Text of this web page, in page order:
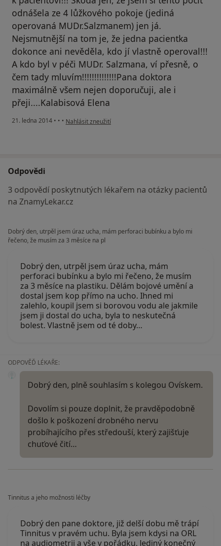
odnášela ze 4 lůžkového pokoje (jediná
operovaná MUDr.Salzmanem) jen já.
Nejsmutnější na tom je, že jedna pacientka
dokonce ani nevěděla, kdo jí vlastně operoval!!!
A kdo byl v péči MUDr. Salzmana, ví přesně, o
čem tady mluvím!!!!!!!!!!!!!!Pana doktora
maximálně všem nejen doporučuji, ale i
přeji....Kalabisová Elena
21. ledna 2014 • • • podle názoru uživatele Váš účet byl odstraněn
Nahlásit zneužití
Odpovědi
3 odpovědí poskytnutých lékařem na otázky pacientů
na ZnamyLekar.cz
Dobrý den, utrpěl jsem úraz ucha, mám perforaci bubínku a bylo mi
řečeno, že musím za 3 měsíce na pl
Dobrý den, utrpěl jsem úraz ucha, mám
perforaci bubínku a bylo mi řečeno, že musím
za 3 měsíce na plastiku. Dělám bojové umění a
dostal jsem kop přímo na ucho. Ihned mi
zalehlo, koupil jsem si borovou vodu ale jakmile
jsem ji dostal do ucha, byla to neskutečná
bolest. Vlastně jsem od té doby…
ODPOVĚĎ LÉKAŘE:
Dobrý den, plně souhlasím s kolegou Ovískem.
Dovolím si pouze doplnit, že pravděpodobně
došlo k poškození drobného nervu
probíhajícího přes středouší, který zajišťuje
chuťové čití…
Tinnitus a jeho možnosti léčby
Dobrý den pane doktore, již delší dobu mě trápí
Tinnitus v pravém uchu. Byla jsem kdysi na ORL
na audiometrii a vše v pořádku. Jediný konečný